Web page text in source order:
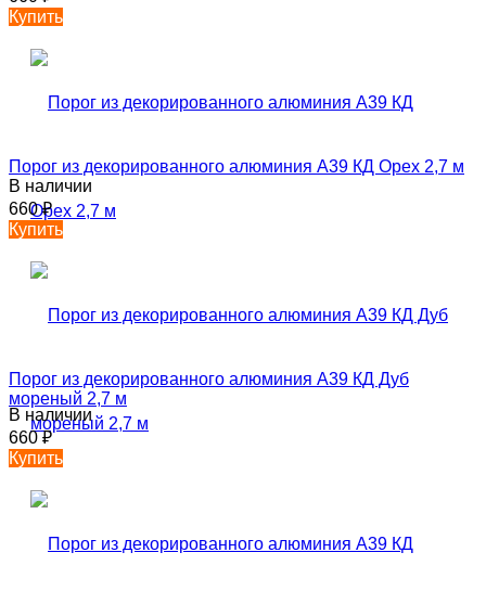
Купить
Порог из декорированного алюминия А39 КД Орех 2,7 м
В наличии
660₽
Купить
Порог из декорированного алюминия А39 КД Дуб
мореный 2,7 м
В наличии
660₽
Купить